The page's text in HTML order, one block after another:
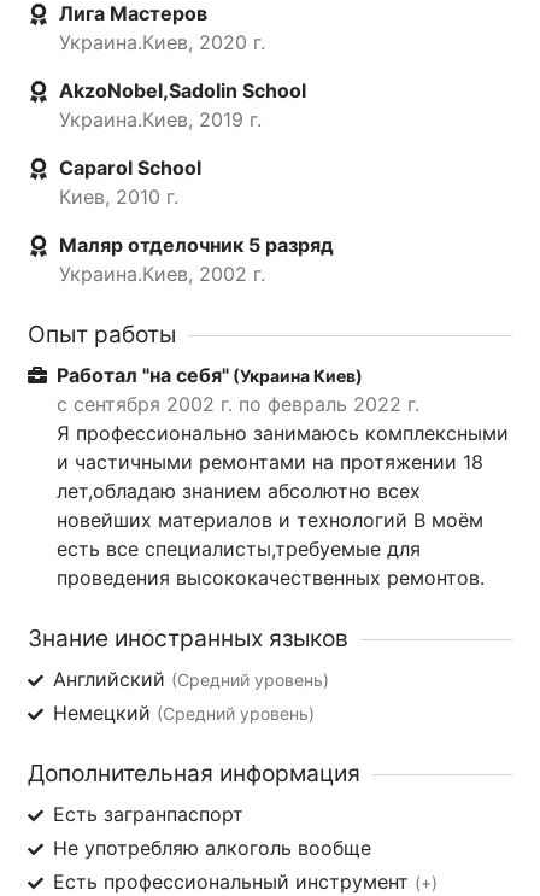
Лига Мастеров
Украина.Киев, 2020 г.
AkzoNobel,Sadolin School
Украина.Киев, 2019 г.
Caparol School
Киев, 2010 г.
Маляр отделочник 5 разряд
Украина.Киев, 2002 г.
Опыт работы
Работал "на себя" (Украина Киев)
с сентября 2002 г. по февраль 2022 г.
Я профессионально занимаюсь комплексными
и частичными ремонтами на протяжении 18
лет,обладаю знанием абсолютно всех
новейших материалов и технологий В моём
есть все специалисты,требуемые для
проведения высококачественных ремонтов.
Знание иностранных языков
Английский (Средний уровень)
Немецкий (Средний уровень)
Дополнительная информация
Есть загранпаспорт
Не употребляю алкоголь вообще
Есть профессиональный инструмент (+)